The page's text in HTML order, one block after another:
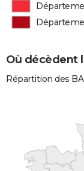
Où décèdent
Répartition des